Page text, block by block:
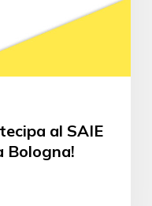
al SAIE
Bologna!